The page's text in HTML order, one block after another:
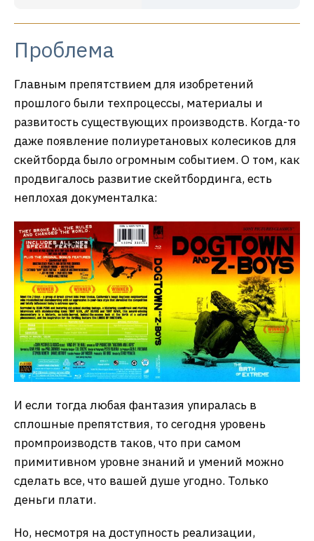
Проблема
Главным препятствием для изобретений
прошлого были техпроцессы, материалы и
развитость существующих производств. Когда-то
даже появление полиуретановых колесиков для
скейтборда было огромным событием. О том, как
продвигалось развитие скейтбординга, есть
неплохая документалка:
И если тогда любая фантазия упиралась в
сплошные препятствия, то сегодня уровень
промпроизводств таков, что при самом
примитивном уровне знаний и умений можно
сделать все, что вашей душе угодно. Только
деньги плати.
Но, несмотря на доступность реализации,